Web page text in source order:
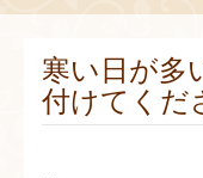
寒い日が多
付けてくだ